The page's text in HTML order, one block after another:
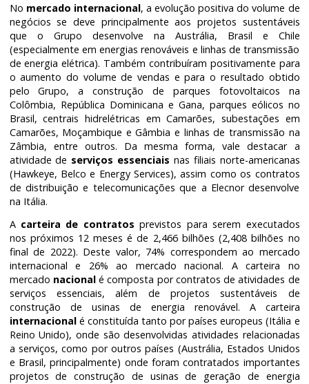
No mercado internacional, a evolução positiva do volume de
negócios se deve principalmente aos projetos sustentáveis
que o Grupo desenvolve na Austrália, Brasil e Chile
(especialmente em energias renováveis e linhas de transmissão
de energia elétrica). Também contribuíram positivamente para
o aumento do volume de vendas e para o resultado obtido
pelo Grupo, a construção de parques fotovoltaicos na
Colômbia, República Dominicana e Gana, parques eólicos no
Brasil, centrais hidrelétricas em Camarões, subestações em
Camarões, Moçambique e Gâmbia e linhas de transmissão na
Zâmbia, entre outros. Da mesma forma, vale destacar a
atividade de serviços essenciais nas filiais norte-americanas
(Hawkeye, Belco e Energy Services), assim como os contratos
de distribuição e telecomunicações que a Elecnor desenvolve
na Itália.
A carteira de contratos previstos para serem executados
nos próximos 12 meses é de 2,466 bilhões (2,408 bilhões no
final de 2022). Deste valor, 74% correspondem ao mercado
internacional e 26% ao mercado nacional. A carteira no
mercado nacionalé composta por contratos de atividades de
serviços essenciais, além de projetos sustentáveis de
construção de usinas de energia renovável. A carteira
internacionalé constituída tanto por países europeus (Itália e
Reino Unido), onde são desenvolvidas atividades relacionadas
a serviços, como por outros países (Austrália, Estados Unidos
e Brasil, principalmente) onde foram contratados importantes
projetos de construção de usinas de geração de energia